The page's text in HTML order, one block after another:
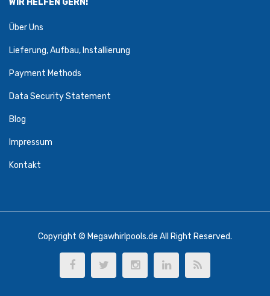
WIR HELFEN GERN!
Über Uns
Lieferung, Aufbau, Installierung
Payment Methods
Data Security Statement
Blog
Impressum
Kontakt
Copyright © Megawhirlpools.de All Right Reserved.